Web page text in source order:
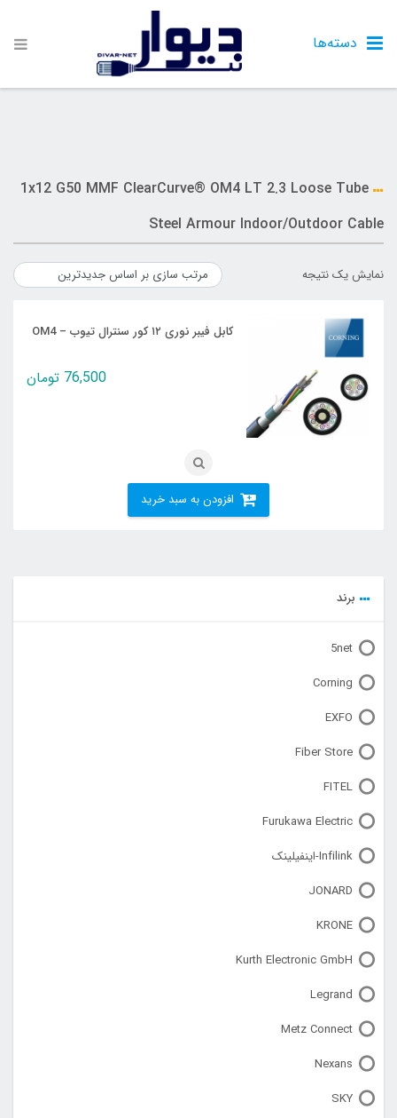
دسته‌ها
1x12 G50 MMF ClearCurve® OM4 LT 2.3 Loose Tube
Steel Armour Indoor/Outdoor Cable
نمایش یک نتیجه
کابل فیبر نوری ۱۲ کور سنترال تیوب – OM4
76,500 تومان
افزودن به سبد خرید
برند
5net
Corning
EXFO
Fiber Store
FITEL
Furukawa Electric
Infilink-اینفیلینک
JONARD
KRONE
Kurth Electronic GmbH
Legrand
Metz Connect
Nexans
SKY